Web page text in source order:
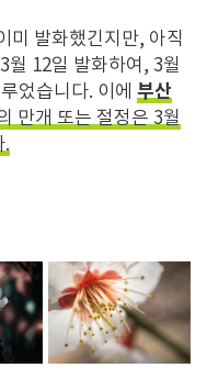
미 발화했긴지만, 아직
3월 12일 발화하여 , 3월
었습니다. 이에 부산
만개 또는 절정은3월
.